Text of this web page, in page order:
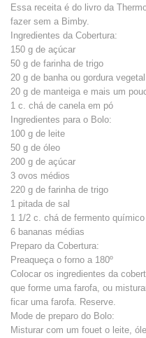
Essa receita é do livro da
fazer sem a Bimby.
Ingredientes da Cobertura:
150 g de açúcar
50 g de farinha de trigo
20 g de banha ou gordura vegetal
20 g de manteiga e mais um
1 c. chá de canela em pó
Ingredientes para o Bolo:
100 g de leite
50 g de óleo
200 g de açúcar
3 ovos médios
220 g de farinha de trigo
1 pitada de sal
1 1/2 c. chá de fermento
6 bananas médias
Preparo da Cobertura:
Preaqueça o forno a 180º
Colocar os ingredientes da
que forme uma farofa, ou
ficar uma farofa. Reserve.
Mode de preparo do Bolo:
Misturar com um fouet o leite,